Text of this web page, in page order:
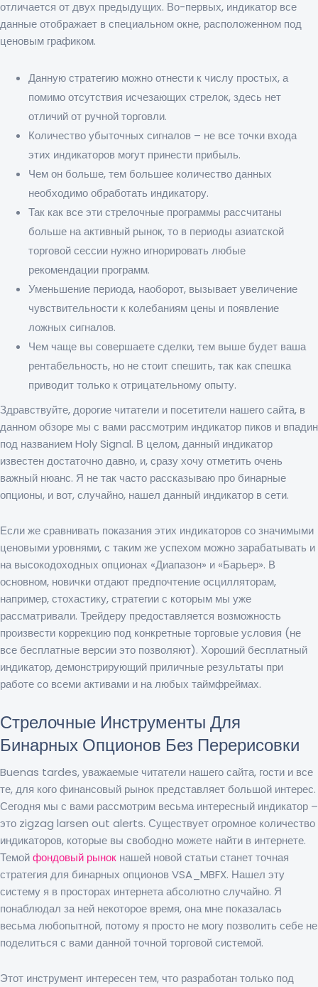
отличается от двух предыдущих. Во-первых, индикатор все
данные отображает в специальном окне, расположенном под
ценовым графиком.
Данную стратегию можно отнести к числу простых, а
помимо отсутствия исчезающих стрелок, здесь нет
отличий от ручной торговли.
Количество убыточных сигналов – не все точки входа
этих индикаторов могут принести прибыль.
Чем он больше, тем большее количество данных
необходимо обработать индикатору.
Так как все эти стрелочные программы рассчитаны
больше на активный рынок, то в периоды азиатской
торговой сессии нужно игнорировать любые
рекомендации программ.
Уменьшение периода, наоборот, вызывает увеличение
чувствительности к колебаниям цены и появление
ложных сигналов.
Чем чаще вы совершаете сделки, тем выше будет ваша
рентабельность, но не стоит спешить, так как спешка
приводит только к отрицательному опыту.
Здравствуйте, дорогие читатели и посетители нашего сайта, в
данном обзоре мы с вами рассмотрим индикатор пиков и впадин
под названием Holy Signal. В целом, данный индикатор
известен достаточно давно, и, сразу хочу отметить очень
важный нюанс. Я не так часто рассказываю про бинарные
опционы, и вот, случайно, нашел данный индикатор в сети.
Если же сравнивать показания этих индикаторов со значимыми
ценовыми уровнями, с таким же успехом можно зарабатывать и
на высокодоходных опционах «Диапазон» и «Барьер». В
основном, новички отдают предпочтение осцилляторам,
например, стохастику, стратегии с которым мы уже
рассматривали. Трейдеру предоставляется возможность
произвести коррекцию под конкретные торговые условия (не
все бесплатные версии это позволяют). Хороший бесплатный
индикатор, демонстрирующий приличные результаты при
работе со всеми активами и на любых таймфреймах.
Стрелочные Инструменты Для
Бинарных Опционов Без Перерисовки
Buenas tardes, уважаемые читатели нашего сайта, гости и все
те, для кого финансовый рынок представляет большой интерес.
Сегодня мы с вами рассмотрим весьма интересный индикатор –
это zigzag larsen out alerts. Существует огромное количество
индикаторов, которые вы свободно можете найти в интернете.
Темойфондовый рынок нашей новой статьи станет точная
стратегия для бинарных опционов VSA_MBFX. Нашел эту
систему я в просторах интернета абсолютно случайно. Я
понаблюдал за ней некоторое время, она мне показалась
весьма любопытной, потому я просто не могу позволить себе не
поделиться с вами данной точной торговой системой.
Этот инструмент интересен тем, что разработан только под